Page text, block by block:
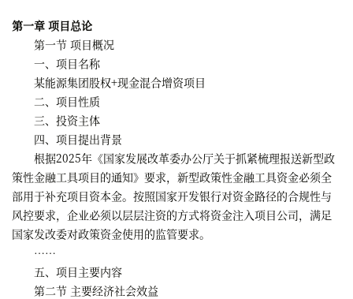
第一章 项目总论
第一节 项目概况
一、项目名称
某能源集团股权+现金混合增资项目
二、项目性质
三、投资主体
四、项目提出背景
根据2025年《国家发展改革委办公厅关于抓紧梳理报送新型政
策性金融工具项目的通知》要求，新型政策性金融工具资金必须全
部用于补充项目资本金。按照国家开发银行对资金路径的合规性与
风控要求，企业必须以层层注资的方式将资金注入项目公司，满足
国家发改委对政策资金使用的监管要求。
……
五、项目主要内容
第二节 主要经济社会效益